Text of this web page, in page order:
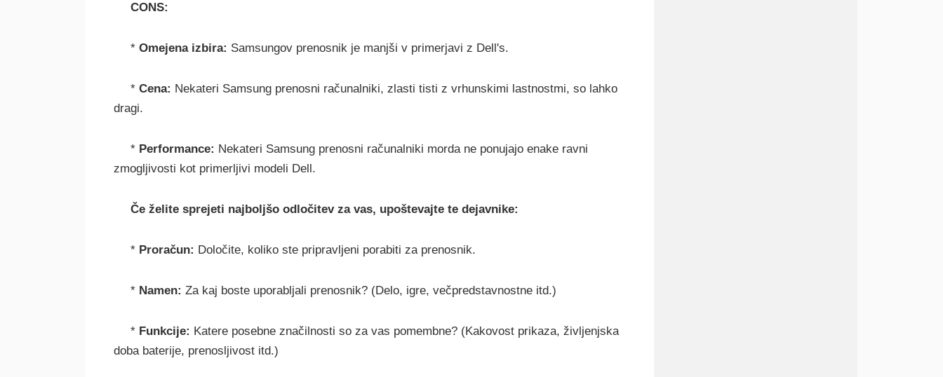
CONS:
* Omejena izbira: Samsungov prenosnik je manjši v primerjavi z Dell's.
* Cena: Nekateri Samsung prenosni računalniki, zlasti tisti z vrhunskimi lastnostmi, so lahko
dragi.
* Performance: Nekateri Samsung prenosni računalniki morda ne ponujajo enake ravni
zmogljivosti kot primerljivi modeli Dell.
Če želite sprejeti najboljšo odločitev za vas, upoštevajte te dejavnike:
* Proračun: Določite, koliko ste pripravljeni porabiti za prenosnik.
* Namen: Za kaj boste uporabljali prenosnik? (Delo, igre, večpredstavnostne itd.)
* Funkcije: Katere posebne značilnosti so za vas pomembne? (Kakovost prikaza, življenjska
doba baterije, prenosljivost itd.)